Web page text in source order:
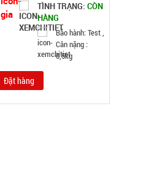
TÌNH TRẠNG: CÒN
HÀNG
Bảo hành: Test ,
Cân nặng :
0,5kg
Đặt hàng